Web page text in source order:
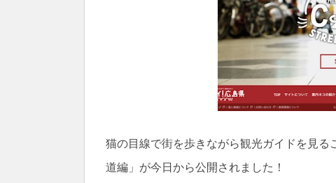
猫の目線で街を歩きながら観光ガイドを見
道編」が今日から公開されました！